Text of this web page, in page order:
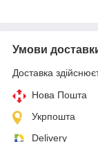
Умови
Доставка
Нова Пошта
Укрпошта
Delivery